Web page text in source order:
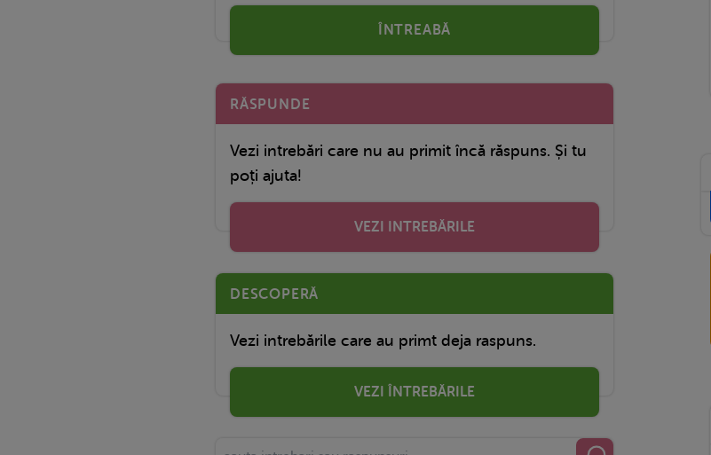
ÎNTREABĂ
RĂSPUNDE
Vezi intrebări care nu au primit încă răspuns. Și tu
poți ajuta!
VEZI INTREBĂRILE
DESCOPERĂ
Vezi intrebările care au primt deja raspuns.
VEZI ÎNTREBĂRILE